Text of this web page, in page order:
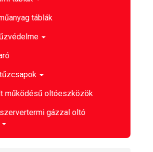
táblák
működésű oltóeszközök
gázzal oltó